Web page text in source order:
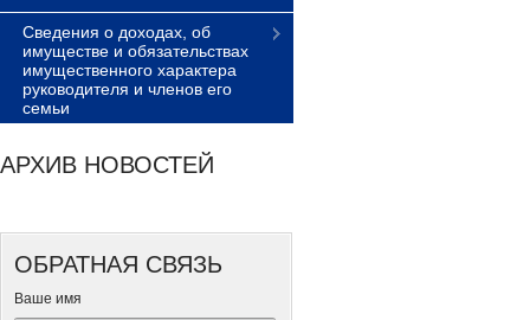
Сведения о доходах, об
имуществе и обязательствах
имущественного характера
руководителя и членов его
семьи
АРХИВ НОВОСТЕЙ
ОБРАТНАЯ СВЯЗЬ
Ваше имя